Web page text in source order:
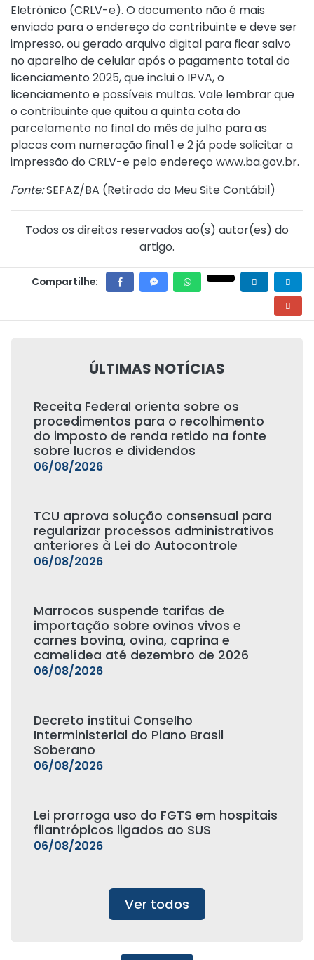
Eletrônico (CRLV-e). O documento não é mais
enviado para o endereço do contribuinte e deve ser
impresso, ou gerado arquivo digital para ficar salvo
no aparelho de celular após o pagamento total do
licenciamento 2025, que inclui o IPVA, o
licenciamento e possíveis multas. Vale lembrar que
o contribuinte que quitou a quinta cota do
parcelamento no final do mês de julho para as
placas com numeração final 1 e 2 já pode solicitar a
impressão do CRLV-e pelo endereço www.ba.gov.br.
Fonte:SEFAZ/BA (Retirado do Meu Site Contábil)
Todos os direitos reservados ao(s) autor(es) do
artigo.
Compartilhe:
ÚLTIMAS NOTÍCIAS
Receita Federal orienta sobre os
procedimentos para o recolhimento
do imposto de renda retido na fonte
sobre lucros e dividendos
06/08/2026
TCU aprova solução consensual para
regularizar processos administrativos
anteriores à Lei do Autocontrole
06/08/2026
Marrocos suspende tarifas de
importação sobre ovinos vivos e
carnes bovina, ovina, caprina e
camelídea até dezembro de 2026
06/08/2026
Decreto institui Conselho
Interministerial do Plano Brasil
Soberano
06/08/2026
Lei prorroga uso do FGTS em hospitais
filantrópicos ligados ao SUS
06/08/2026
Ver todos